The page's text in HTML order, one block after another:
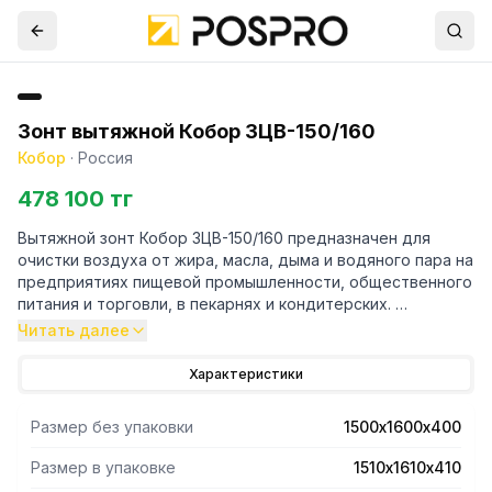
Зонт вытяжной Кобор ЗЦВ-150/160
Кобор · Россия
478 100 тг
Вытяжной зонт Кобор ЗЦВ-150/160 предназначен для
очистки воздуха от жира, масла, дыма и водяного пара на
предприятиях пищевой промышленности, общественного
питания и торговли, в пекарнях и кондитерских.
системе и устанавливается над тепловым
состоит из двух основных компонентов: корпуса и
съемных лабиринтных фильтров, которые легко
вынимаются и чистятся.
Читать далее
Характеристики
Размер без упаковки 1500х1600х400
Размер в упаковке 1510х1610х410